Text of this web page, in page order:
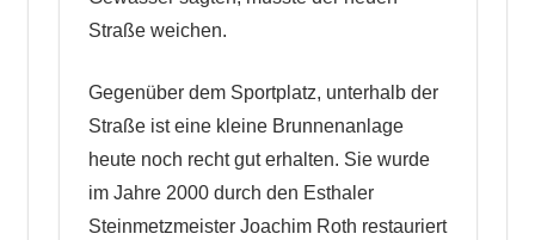
Straße weichen.
Gegenüber dem Sportplatz, unterhalb der
Straße ist eine kleine Brunnenanlage
heute noch recht gut erhalten. Sie wurde
im Jahre 2000 durch den Esthaler
Steinmetzmeister Joachim Roth restauriert